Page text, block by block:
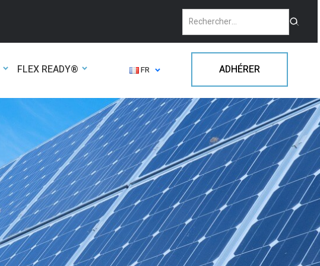
FLEX READY® FR ADHÉRER